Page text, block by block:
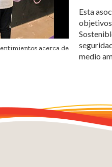
acerca de
Esta
objetivos
medio